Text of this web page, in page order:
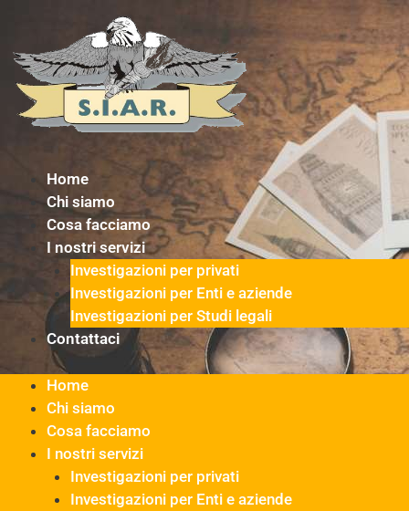
contenuto
Home
Chi siamo
Cosa facciamo
I nostri servizi
Investigazioni per privati
Investigazioni per Enti e aziende
Investigazioni per Studi legali
Contattaci
Home
Chi siamo
Cosa facciamo
I nostri servizi
Investigazioni per privati
Investigazioni per Enti e aziende